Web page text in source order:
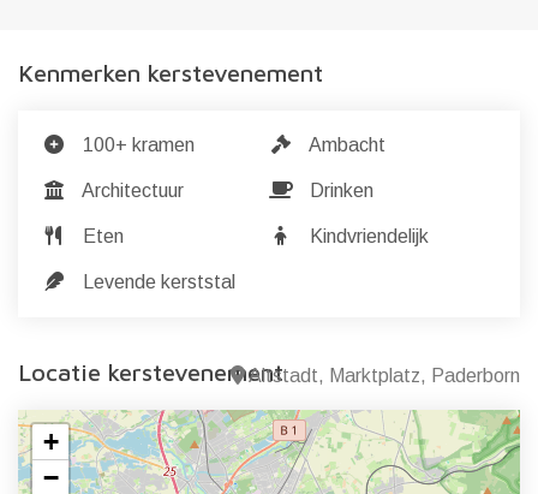
Kenmerken kerstevenement
100+ kramen Ambacht
Architectuur Drinken
Eten Kindvriendelijk
Levende kerststal
Locatie kerstevenementAltstadt, Marktplatz, Paderborn
+
−